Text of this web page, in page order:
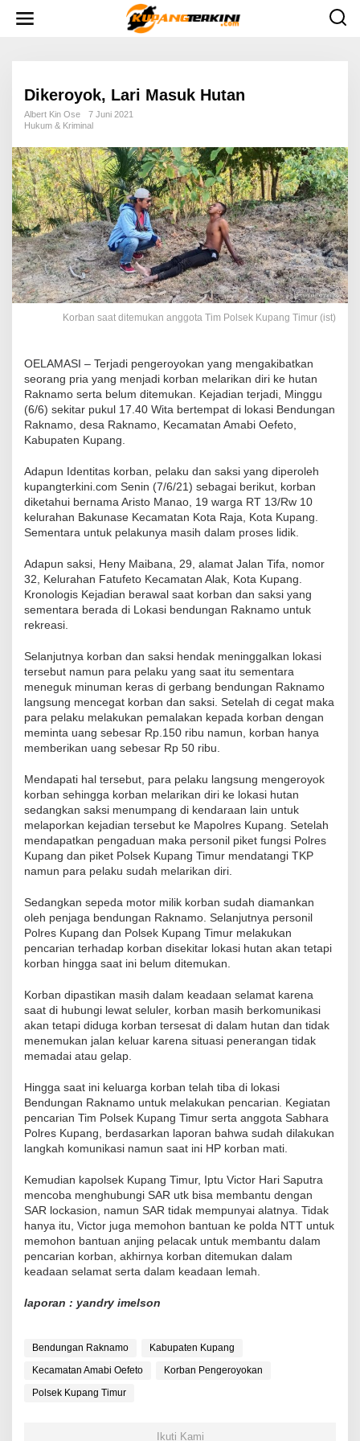
Dikeroyok, Lari Masuk Hutan
Albert Kin Ose
7 Juni 2021
Hukum & Kriminal
Korban saat ditemukan anggota Tim Polsek Kupang Timur (ist)
OELAMASI – Terjadi pengeroyokan yang mengakibatkan
seorang pria yang menjadi korban melarikan diri ke hutan
Raknamo serta belum ditemukan. Kejadian terjadi, Minggu
(6/6) sekitar pukul 17.40 Wita bertempat di lokasi Bendungan
Raknamo, desa Raknamo, Kecamatan Amabi Oefeto,
Kabupaten Kupang.
Adapun Identitas korban, pelaku dan saksi yang diperoleh
kupangterkini.com Senin (7/6/21) sebagai berikut, korban
diketahui bernama Aristo Manao, 19 warga RT 13/Rw 10
kelurahan Bakunase Kecamatan Kota Raja, Kota Kupang.
Sementara untuk pelakunya masih dalam proses lidik.
Adapun saksi, Heny Maibana, 29, alamat Jalan Tifa, nomor
32, Kelurahan Fatufeto Kecamatan Alak, Kota Kupang.
Kronologis Kejadian berawal saat korban dan saksi yang
sementara berada di Lokasi bendungan Raknamo untuk
rekreasi.
Selanjutnya korban dan saksi hendak meninggalkan lokasi
tersebut namun para pelaku yang saat itu sementara
meneguk minuman keras di gerbang bendungan Raknamo
langsung mencegat korban dan saksi. Setelah di cegat maka
para pelaku melakukan pemalakan kepada korban dengan
meminta uang sebesar Rp.150 ribu namun, korban hanya
memberikan uang sebesar Rp 50 ribu.
Mendapati hal tersebut, para pelaku langsung mengeroyok
korban sehingga korban melarikan diri ke lokasi hutan
sedangkan saksi menumpang di kendaraan lain untuk
melaporkan kejadian tersebut ke Mapolres Kupang. Setelah
mendapatkan pengaduan maka personil piket fungsi Polres
Kupang dan piket Polsek Kupang Timur mendatangi TKP
namun para pelaku sudah melarikan diri.
Sedangkan sepeda motor milik korban sudah diamankan
oleh penjaga bendungan Raknamo. Selanjutnya personil
Polres Kupang dan Polsek Kupang Timur melakukan
pencarian terhadap korban disekitar lokasi hutan akan tetapi
korban hingga saat ini belum ditemukan.
Korban dipastikan masih dalam keadaan selamat karena
saat di hubungi lewat seluler, korban masih berkomunikasi
akan tetapi diduga korban tersesat di dalam hutan dan tidak
menemukan jalan keluar karena situasi penerangan tidak
memadai atau gelap.
Hingga saat ini keluarga korban telah tiba di lokasi
Bendungan Raknamo untuk melakukan pencarian. Kegiatan
pencarian Tim Polsek Kupang Timur serta anggota Sabhara
Polres Kupang, berdasarkan laporan bahwa sudah dilakukan
langkah komunikasi namun saat ini HP korban mati.
Kemudian kapolsek Kupang Timur, Iptu Victor Hari Saputra
mencoba menghubungi SAR utk bisa membantu dengan
SAR lockasion, namun SAR tidak mempunyai alatnya. Tidak
hanya itu, Victor juga memohon bantuan ke polda NTT untuk
memohon bantuan anjing pelacak untuk membantu dalam
pencarian korban, akhirnya korban ditemukan dalam
keadaan selamat serta dalam keadaan lemah.
laporan : yandry imelson
Bendungan Raknamo
Kabupaten Kupang
Kecamatan Amabi Oefeto
Korban Pengeroyokan
Polsek Kupang Timur
Ikuti Kami